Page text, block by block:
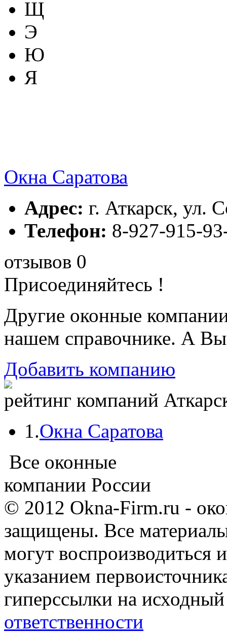
Щ
Э
Ю
Я
Окна Саратова
Адрес: г. Аткарск, ул.
Телефон: 8-927-915-
отзывов 0
Присоединяйтесь !
Другие оконные
нашем справочнике. А
Добавить компанию
рейтинг компаний
1.Окна Саратова
Все оконные
компании России
© 2012 Okna-Firm.ru -
защищены. Все
могут воспроизводиться
указанием
гиперссылки на
ответственности